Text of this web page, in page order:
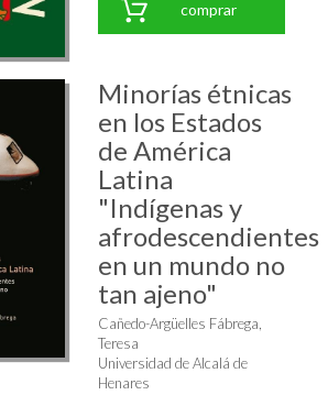
comprar
Minorías étnicas
en los Estados
de América
Latina
"Indígenas y
afrodescendientes
en un mundo no
tan ajeno"
Cañedo-Argüelles Fábrega,
Teresa
Universidad de Alcalá de
Henares